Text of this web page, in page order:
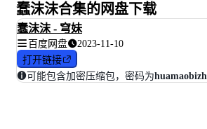
蠢沫沫合集的网盘下载
蠢沫沫 - 穹妹
百度网盘 2023-11-10
打开链接
可能包含加密压缩包，密码为